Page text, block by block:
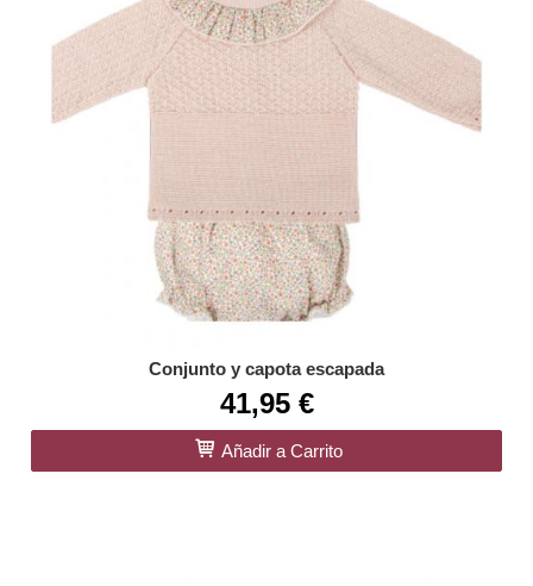
Conjunto y capota escapada
41,95 €
Añadir a Carrito